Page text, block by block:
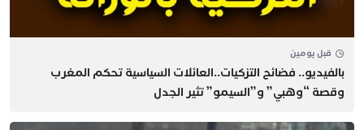
قبل يومين
بالفيديو.. فضائح التزكيات..العائلات السياسية تحكم المغرب
وقصة “وهبي” و”السيمو” تثير الجدل